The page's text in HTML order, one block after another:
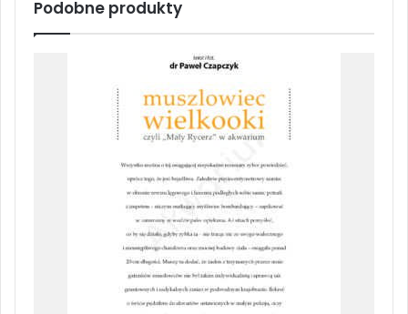
Podobne produkty